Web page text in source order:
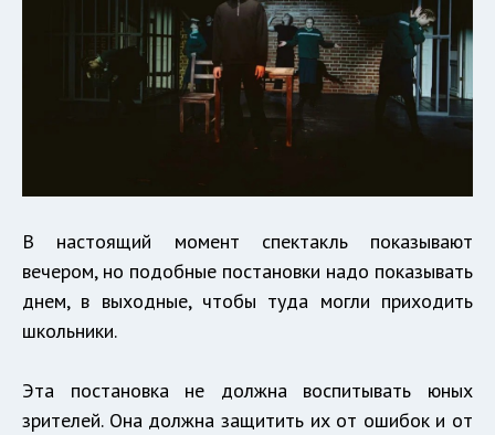
В настоящий момент спектакль показывают
вечером, но подобные постановки надо показывать
днем, в выходные, чтобы туда могли приходить
школьники.
Эта постановка не должна воспитывать юных
зрителей. Она должна защитить их от ошибок и от